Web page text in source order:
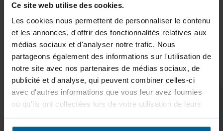
Ce site web utilise des cookies.
Les cookies nous permettent de personnaliser le contenu
et les annonces, d'offrir des fonctionnalités relatives aux
médias sociaux et d'analyser notre trafic. Nous
partageons également des informations sur l'utilisation de
notre site avec nos partenaires de médias sociaux, de
publicité et d'analyse, qui peuvent combiner celles-ci
avec d'autres informations que vous leur avez fournies
ou qu'ils ont collectées lors de votre utilisation de leurs
SUBSCRIBE TO OUR NEWSLETTER
Subscribe